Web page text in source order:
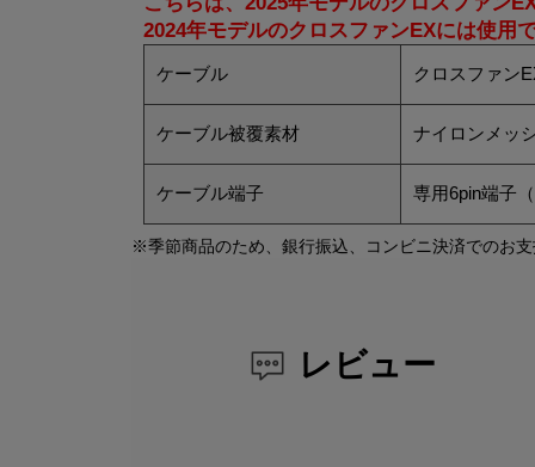
2024年モデルのクロスファンEXには使用
ケーブル クロスファン
ケーブル被覆素材 ナイロンメッ
ケーブル端子 専用6pin端子
※季節商品のため、銀行振込、コンビニ決済でのお
レビュー